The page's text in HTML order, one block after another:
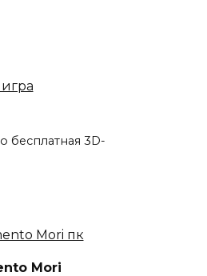
бесплатная 3D-
Mori